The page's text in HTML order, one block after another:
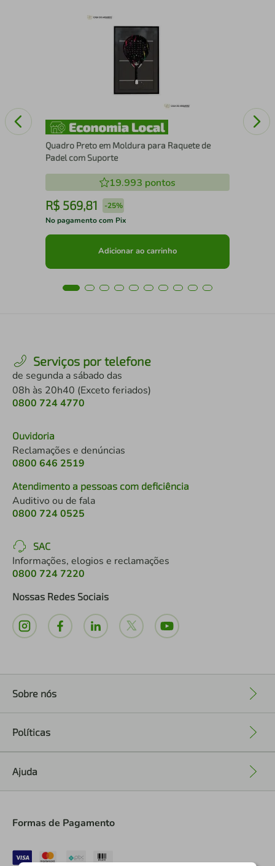
Quadro Preto em Moldura para Raquete de
Padel com Suporte
19.993 pontos
R$ 569,81 -25%
No pagamento com Pix
Adicionar ao carrinho
Serviços por telefone
de segunda a sábado das
08h às 20h40 (Exceto feriados)
0800 724 4770
Ouvidoria
Reclamações e denúncias
0800 646 2519
Atendimento a pessoas com deficiência
Auditivo ou de fala
0800 724 0525
SAC
Informações, elogios e reclamações
0800 724 7220
Nossas Redes Sociais
Sobre nós
Políticas
Ajuda
Formas de Pagamento